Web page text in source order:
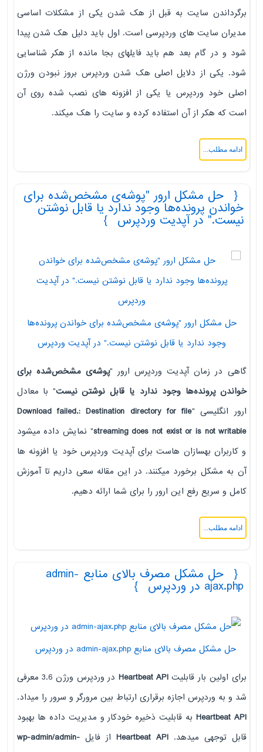
برگرداندن سایت به قبل از هک شدن یکی از مشکلات اساسی
مدیران سایت های وردپرسی است. اول باید دلیل هک شدن پیدا
شود و در گام بعد هم باید فایلهای بجا مانده از هکر شناسایی
شود. یکی از دلایل اصلی هک شدن وردپرس بروز نبودن ورژن
اصلی خود وردپرس یا یکی از افزونه های نصب شده روی آن
است که هکر از آن استفاده کرده و سایت را هک میکند.
ادامه مطلب...
حل مشکل ارور "پوشه‌ی مشخص‌شده برای
خواندن پرونده‌ها وجود ندارد یا قابل نوشتن
نیست." در آپدیت وردپرس
حل مشکل ارور "پوشه‌ی مشخص‌شده برای خواندن پرونده‌ها
وجود ندارد یا قابل نوشتن نیست." در آپدیت وردپرس
گاهی در زمان آپدیت وردپرس ارور "پوشه‌ی مشخص‌شده برای
خواندن پرونده‌ها وجود ندارد یا قابل نوشتن نیست" با معادل
ارور انگلیسی "Download failed.: Destination directory for file
streaming does not exist or is not writable" نمایش داده میشود
و کاربران بهسازان هاست برای آپدیت وردپرس خود یا افزونه ها
آن به مشکل برخورد میکنند. در این مقاله سعی داریم تا آموزش
کامل و سریع رفع این ارور را برای شما ارائه دهیم.
ادامه مطلب...
حل مشکل مصرف بالای منابع admin-
ajax.php در وردپرس
حل مشکل مصرف بالای منابع admin-ajax.php در وردپرس
برای اولین بار قابلیتHeartbeat API
در وردپرس ورژن 3.6 معرفی
شد و به وردپرس اجازه برقراری ارتباط بین مرورگر و سرور را میداد.
Heartbeat API به قابلیت ذخیره خودکار و مدیریت داده ها بهبود
قابل توجهی میدهد.Heartbeat API از فایلwp-admin/admin-